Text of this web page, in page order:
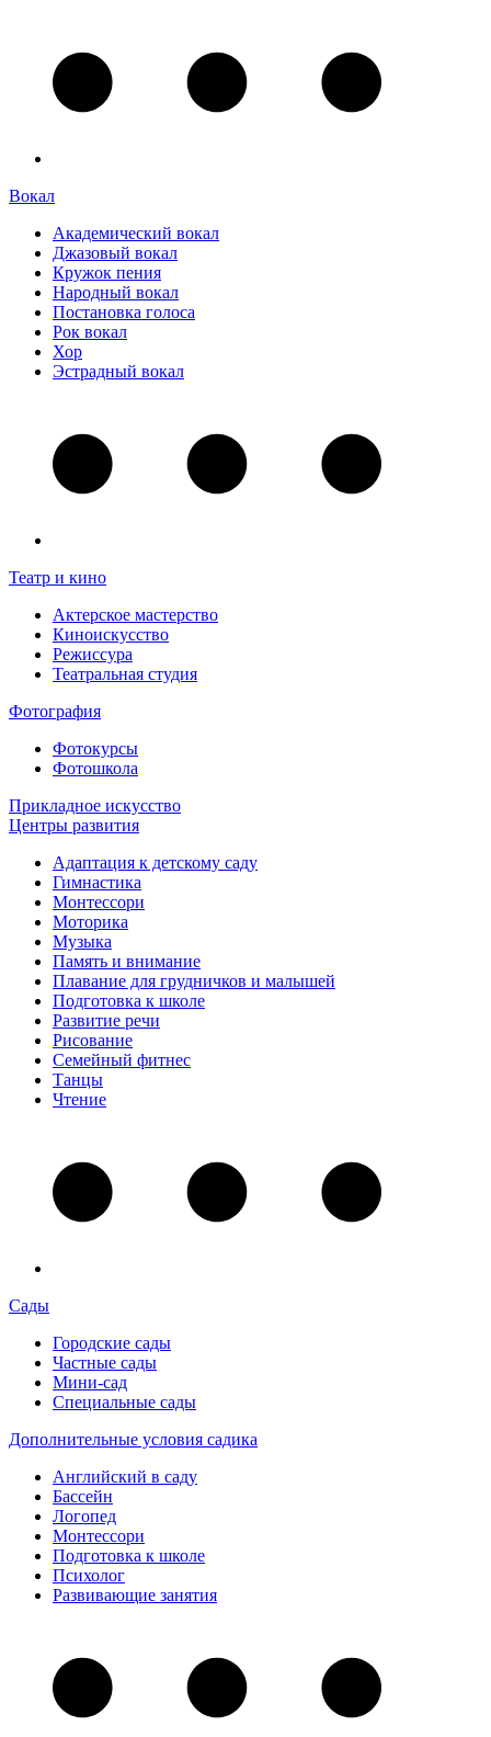
Вокал
Академический вокал
Джазовый вокал
Кружок пения
Народный вокал
Постановка голоса
Рок вокал
Хор
Эстрадный вокал
Театр и кино
Актерское мастерство
Киноискусство
Режиссура
Театральная студия
Фотография
Фотокурсы
Фотошкола
Прикладное искусство
Центры развития
Адаптация к детскому саду
Гимнастика
Монтессори
Моторика
Музыка
Память и внимание
Плавание для грудничков и малышей
Подготовка к школе
Развитие речи
Рисование
Семейный фитнес
Танцы
Чтение
Сады
Городские сады
Частные сады
Мини-сад
Специальные сады
Дополнительные условия садика
Английский в саду
Бассейн
Логопед
Монтессори
Подготовка к школе
Психолог
Развивающие занятия